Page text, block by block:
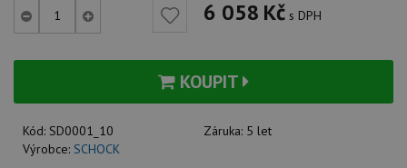
6 058 Kč s DPH
KOUPIT
Kód: SD0001_10 Záruka: 5 let
Výrobce: SCHOCK